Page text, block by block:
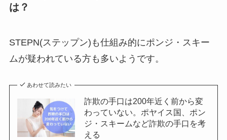
は？
STEPN(ステップン)も仕組み的にポンジ・スキー
ムが疑われている方も多いようです。
あわせて読みたい
詐欺の手口は200年近く前から変
わっていない。ポヤイス国、ポン
ジ・スキームなど詐欺の手口を考
える